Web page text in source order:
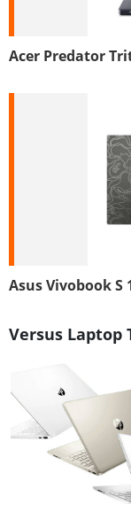
Acer Predator
Asus Vivobook S
Versus Laptop